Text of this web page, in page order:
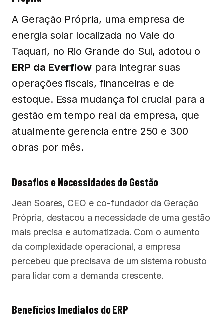
A Geração Própria, uma empresa de
energia solar localizada no Vale do
Taquari, no Rio Grande do Sul, adotou o
ERP da Everflow para integrar suas
operações fiscais, financeiras e de
estoque. Essa mudança foi crucial para a
gestão em tempo real da empresa, que
atualmente gerencia entre 250 e 300
obras por mês.
Desafios e Necessidades de Gestão
Jean Soares, CEO e co-fundador da Geração
Própria, destacou a necessidade de uma gestão
mais precisa e automatizada. Com o aumento
da complexidade operacional, a empresa
percebeu que precisava de um sistema robusto
para lidar com a demanda crescente.
Benefícios Imediatos do ERP